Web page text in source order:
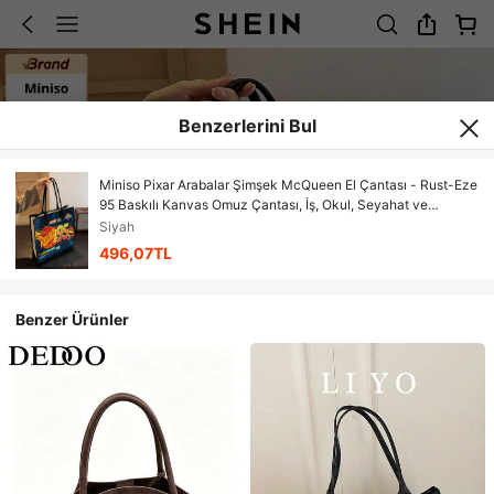
Benzerlerini Bul
Miniso Pixar Arabalar Şimşek McQueen El Çantası - Rust-Eze
95 Baskılı Kanvas Omuz Çantası, İş, Okul, Seyahat ve
Alışveriş İçin Büyük Kapasiteli El Çantası
Siyah
496,07TL
Benzer Ürünler